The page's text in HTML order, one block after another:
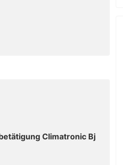
Climatronic Bj